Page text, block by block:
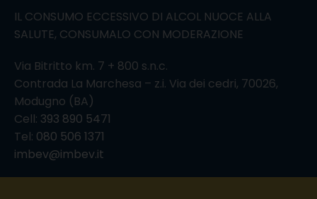
IL CONSUMO ECCESSIVO DI ALCOL NUOCE ALLA
SALUTE, CONSUMALO CON MODERAZIONE
Via Bitritto km. 7 + 800 s.n.c.
Contrada La Marchesa – z.i. Via dei cedri, 70026,
Modugno (BA)
Cell: 393 890 5471
Tel: 080 506 1371
imbev@imbev.it